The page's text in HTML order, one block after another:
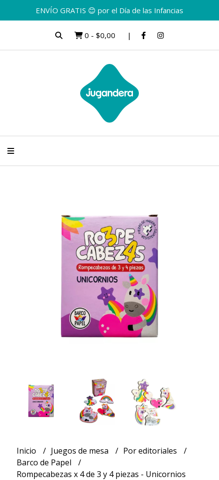
ENVÍO GRATIS 😊 por el Día de las Infancias
0 - $0,00
Inicio Juegos de mesa
Por editoriales
Barco de Papel
Rompecabezas x 4 de 3 y 4 piezas - Unicornios